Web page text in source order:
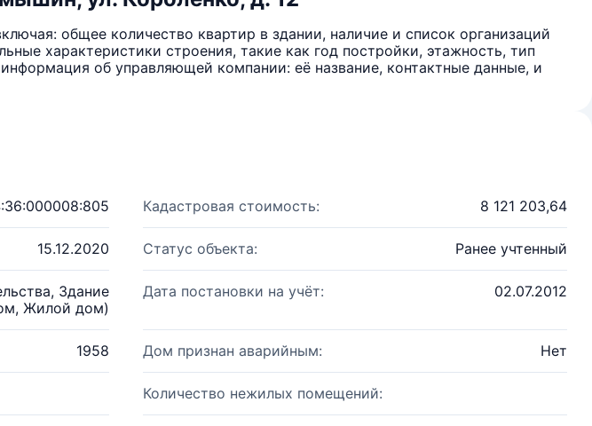
общее количество квартир в здании, наличие и список организаций
характеристики строения, такие как год постройки, этажность, тип
об управляющей компании: её название, контактные данные, и
Кадастровая стоимость: 8 121 203,64
15.12.2020 Статус объекта: Ранее учтенный
Здание
Жилой дом)
Дата постановки на учёт: 02.07.2012
1958 Дом признан аварийным: Нет
Количество нежилых помещений: